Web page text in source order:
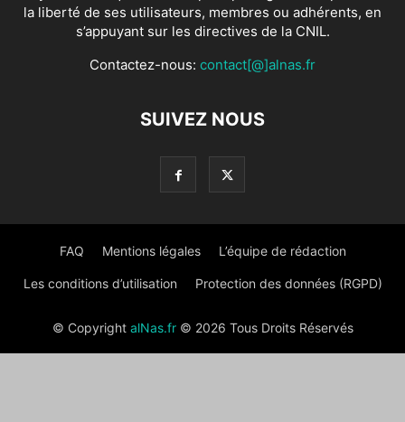
la liberté de ses utilisateurs, membres ou adhérents, en
s’appuyant sur les directives de la CNIL.
Contactez-nous: contact[@]alnas.fr
SUIVEZ NOUS
FAQ Mentions légales L’équipe de rédaction
Les conditions d’utilisation Protection des données (RGPD)
© Copyright alNas.fr© 2026 Tous Droits Réservés